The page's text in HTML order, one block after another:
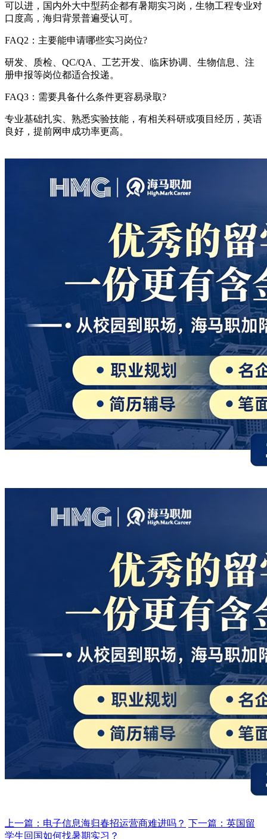
可以进，国内外大中型药企都有暑期实习岗，生物工程专业对
口度高，海归背景普遍受认可。
FAQ2：主要能申请哪些实习岗位?
研发、质检、QC/QA、工艺开发、临床协调、生物信息、注
册申报等岗位都适合投递。
FAQ3：需要具备什么条件更容易录取?
专业基础扎实、熟悉实验技能，有相关科研或项目经历，英语
良好，提前网申成功率更高。
上一篇：电子信息海归春招运营商难进吗？ 下一篇：英国留
学生回国如何找暑期实习？